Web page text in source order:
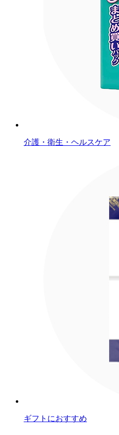
介護・衛生・ヘルスケア
ギフトにおすすめ